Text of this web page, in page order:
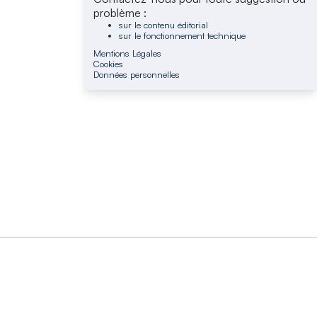
problème :
sur le contenu éditorial
sur le fonctionnement technique
Mentions Légales
Cookies
Données personnelles